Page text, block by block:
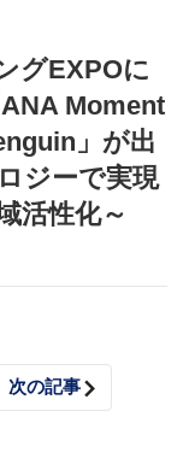
グEXPOに
Moment
」が出
ジーで実現
活性化～
次の記事